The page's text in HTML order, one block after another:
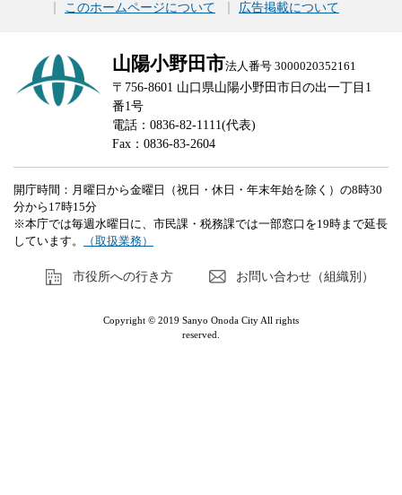
このホームページについて
広告掲載について
山陽小野田市法人番号 3000020352161
〒756-8601 山口県山陽小野田市日の出一丁目1
番1号
電話：0836-82-1111(代表)
Fax：0836-83-2604
開庁時間：月曜日から金曜日（祝日・休日・年末年始を除く）の8時30
分から17時15分
※本庁では毎週水曜日に、市民課・税務課では一部窓口を19時まで延長
しています。
（取扱業務）
市役所への行き方 お問い合わせ（組織別）
Copyright © 2019 Sanyo Onoda City All rights
reserved.